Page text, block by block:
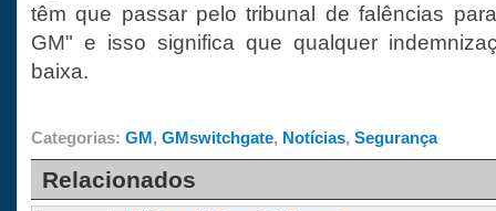
têm que passar pelo tribunal de falências
GM" e isso significa que qualquer
baixa.
Categorias: GM, GMswitchgate, Notícias, Segurança
Relacionados